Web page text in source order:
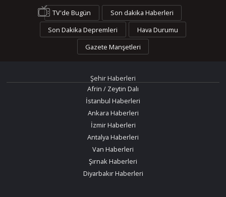
TV'de Bugün
Son dakika Haberleri
Son Dakika Depremleri
Hava Durumu
Gazete Manşetleri
Şehir Haberleri
Afrin / Zeytin Dalı
İstanbul Haberleri
Ankara Haberleri
İzmir Haberleri
Antalya Haberleri
Van Haberleri
Şırnak Haberleri
Diyarbakır Haberleri